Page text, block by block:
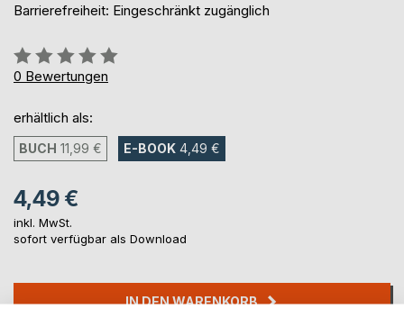
Barrierefreiheit: Eingeschränkt zugänglich
Bewertung::
0%
0 Bewertungen
erhältlich als:
BUCH 11,99 € E-BOOK 4,49 €
4,49 €
inkl. MwSt.
sofort verfügbar als Download
IN DEN WARENKORB